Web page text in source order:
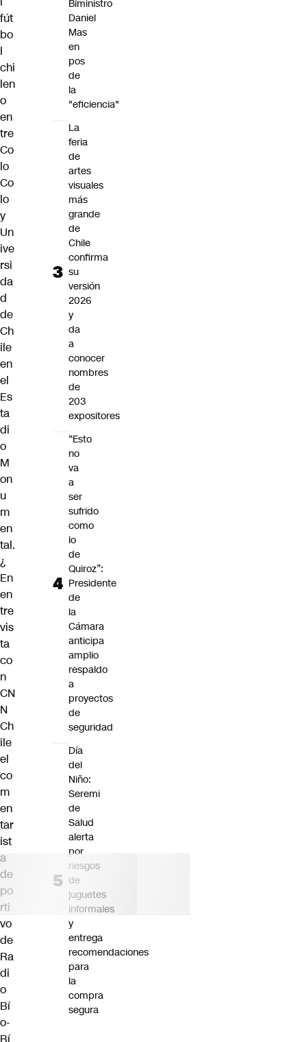
fút
bo
l
chi
len
o
en
tre
Co
lo
Co
lo
y
Un
ive
rsi
da
d
de
Ch
ile
en
el
Es
ta
di
o
M
on
u
m
en
tal.
¿
En
en
tre
vis
ta
co
n
CN
N
Ch
ile
el
co
m
en
tar
ist
a
de
po
rti
vo
de
Ra
di
o
Bí
o-
Bí
Biministro
Daniel
Mas
en
pos
de
la
"eficiencia"
La
feria
de
artes
visuales
más
grande
de
Chile
confirma
su
versión
2026
y
da
a
conocer
nombres
de
203
expositores
“Esto
no
va
a
ser
sufrido
como
lo
de
Quiroz”:
Presidente
de
la
Cámara
anticipa
amplio
respaldo
a
proyectos
de
seguridad
Día
del
Niño:
Seremi
de
Salud
alerta
por
riesgos
de
juguetes
informales
y
entrega
recomendaciones
para
la
compra
segura